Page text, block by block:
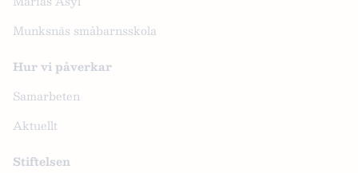
Munksnäs småbarnsskola
Hur vi påverkar
Samarbeten
Aktuellt
Stiftelsen